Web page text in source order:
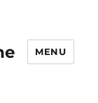
MENU